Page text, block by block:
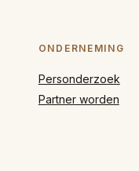
ONDERNEMING
Personderzoek
Partner worden